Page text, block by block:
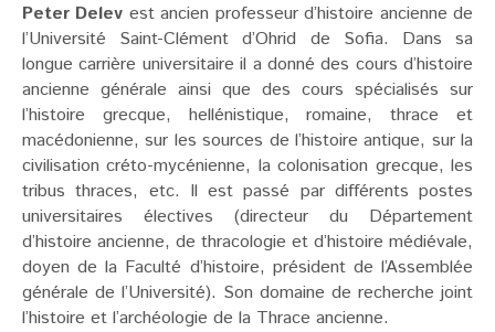
Peter Delev est ancien professeur d’histoire ancienne de
l’Université Saint-Clément d’Ohrid de Sofia. Dans sa
longue carrière universitaire il a donné des cours d’histoire
ancienne générale ainsi que des cours spécialisés sur
l’histoire grecque, hellénistique, romaine, thrace et
macédonienne, sur les sources de l’histoire antique, sur la
civilisation créto-mycénienne, la colonisation grecque, les
tribus thraces, etc. Il est passé par différents postes
universitaires électives (directeur du Département
d’histoire ancienne, de thracologie et d’histoire médiévale,
doyen de la Faculté d’histoire, président de l’Assemblée
générale de l’Université). Son domaine de recherche joint
l’histoire et l’archéologie de la Thrace ancienne.